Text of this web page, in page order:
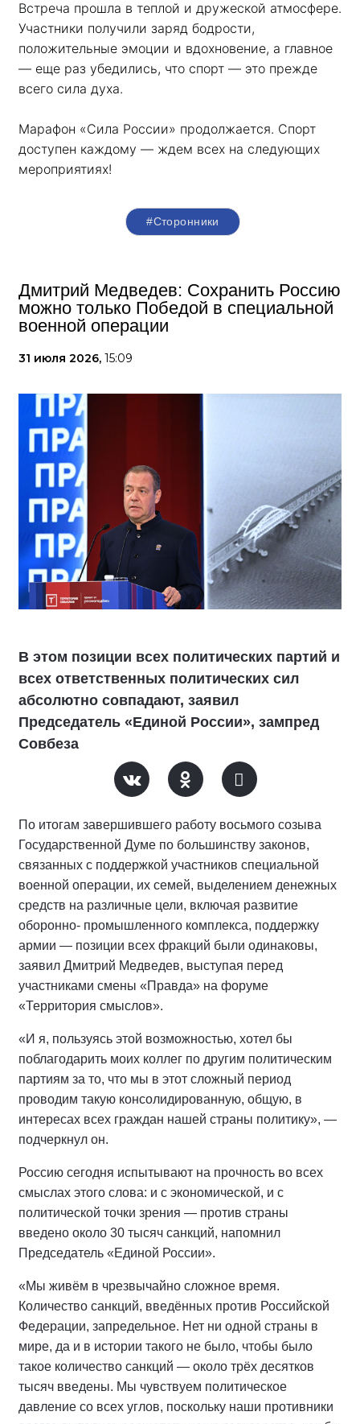
Встреча прошла в теплой и дружеской атмосфере.
Участники получили заряд бодрости,
положительные эмоции и вдохновение, а главное
— еще раз убедились, что спорт — это прежде
всего сила духа.
Марафон «Сила России» продолжается. Спорт
доступен каждому — ждем всех на следующих
мероприятиях!
#Сторонники
Дмитрий Медведев: Сохранить Россию
можно только Победой в специальной
военной операции
31 июля 2026, 15:09
В этом позиции всех политических партий и
всех ответственных политических сил
абсолютно совпадают, заявил
Председатель «Единой России», зампред
Совбеза
По итогам завершившего работу восьмого созыва
Государственной Думе по большинству законов,
связанных с поддержкой участников специальной
военной операции, их семей, выделением денежных
средств на различные цели, включая развитие
оборонно- промышленного комплекса, поддержку
армии — позиции всех фракций были одинаковы,
заявил Дмитрий Медведев, выступая перед
участниками смены «Правда» на форуме
«Территория смыслов».
«И я, пользуясь этой возможностью, хотел бы
поблагодарить моих коллег по другим политическим
партиям за то, что мы в этот сложный период
проводим такую консолидированную, общую, в
интересах всех граждан нашей страны политику», —
подчеркнул он.
Россию сегодня испытывают на прочность во всех
смыслах этого слова: и с экономической, и с
политической точки зрения — против страны
введено около 30 тысяч санкций, напомнил
Председатель «Единой России».
«Мы живём в чрезвычайно сложное время.
Количество санкций, введённых против Российской
Федерации, запредельное. Нет ни одной страны в
мире, да и в истории такого не было, чтобы было
такое количество санкций — около трёх десятков
тысяч введены. Мы чувствуем политическое
давление со всех углов, поскольку наши противники